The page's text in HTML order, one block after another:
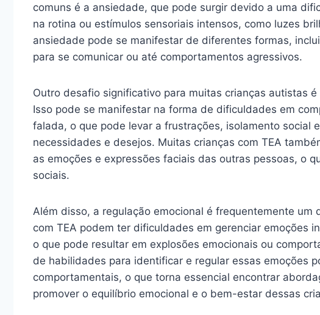
comuns é a ansiedade, que pode surgir devido a uma
na rotina ou estímulos sensoriais intensos, como luzes
ansiedade pode se manifestar de diferentes formas,
para se comunicar ou até comportamentos agressivos.
Outro desafio significativo para muitas crianças autistas
Isso pode se manifestar na forma de dificuldades em
falada, o que pode levar a frustrações, isolamento social
necessidades e desejos. Muitas crianças com TEA
as emoções e expressões faciais das outras pessoas, o
sociais.
Além disso, a regulação emocional é frequentemente um
com TEA podem ter dificuldades em gerenciar emoções
o que pode resultar em explosões emocionais ou
de habilidades para identificar e regular essas emoções
comportamentais, o que torna essencial encontrar
promover o equilíbrio emocional e o bem-estar dessas